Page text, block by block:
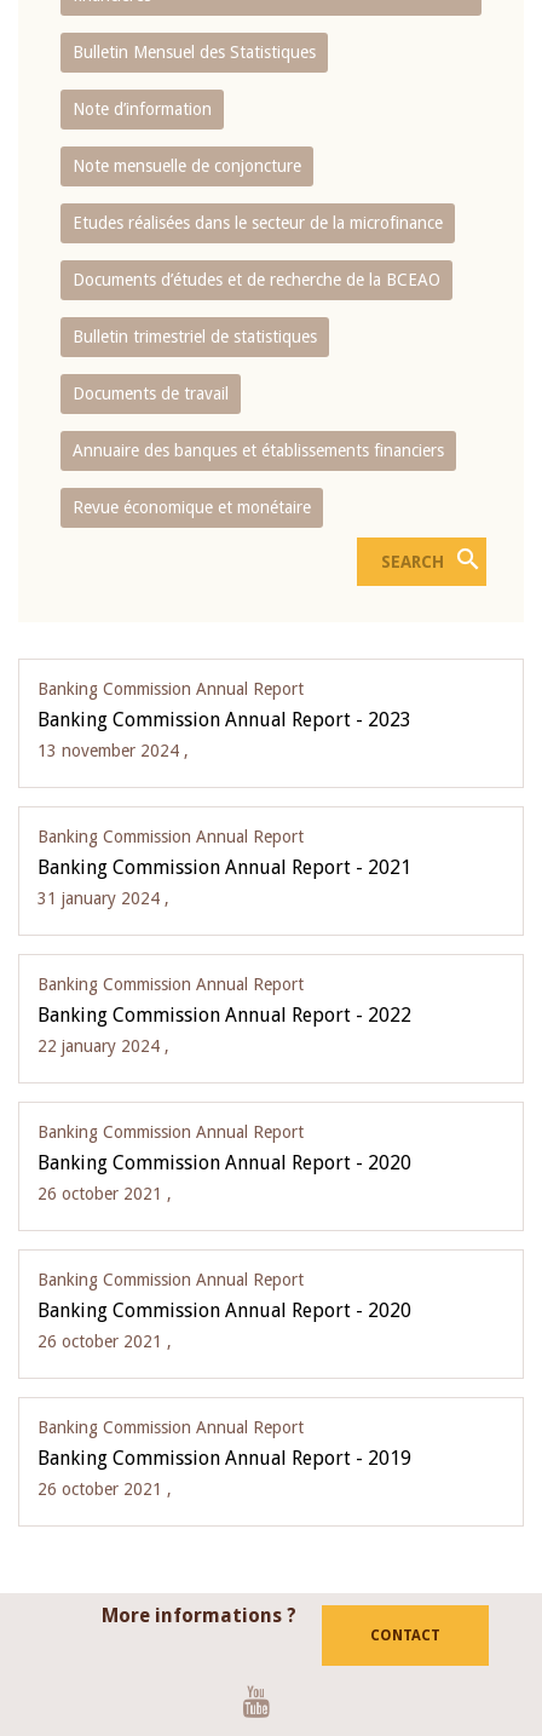
Bulletin Mensuel des Statistiques
Note d’information
Note mensuelle de conjoncture
Etudes réalisées dans le secteur de la microfinance
Documents d’études et de recherche de la BCEAO
Bulletin trimestriel de statistiques
Documents de travail
Annuaire des banques et établissements financiers
Revue économique et monétaire
Banking Commission Annual Report
Banking Commission Annual Report - 2023
13 november 2024 ,
Banking Commission Annual Report
Banking Commission Annual Report - 2021
31 january 2024 ,
Banking Commission Annual Report
Banking Commission Annual Report - 2022
22 january 2024 ,
Banking Commission Annual Report
Banking Commission Annual Report - 2020
26 october 2021 ,
Banking Commission Annual Report
Banking Commission Annual Report - 2020
26 october 2021 ,
Banking Commission Annual Report
Banking Commission Annual Report - 2019
26 october 2021 ,
More informations ?
CONTACT